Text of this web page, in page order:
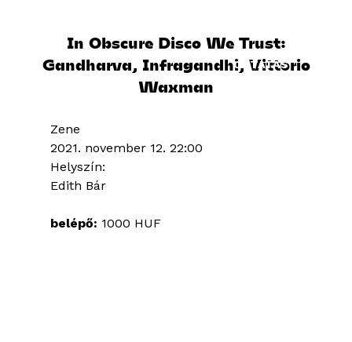
OKTATÁS
In Obscure Disco We Trust:
Gandharva, Infragandhi, Vittorio
Waxman
Zene
2021. november 12. 22:00
Helyszín:
Edith Bár
belépő: 1000 HUF